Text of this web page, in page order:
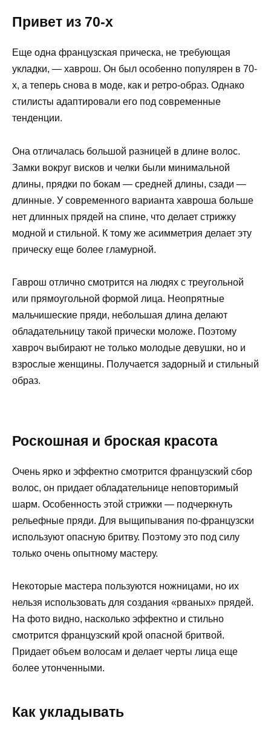
Привет из 70-х
Еще одна французская прическа, не требующая
укладки, — хаврош. Он был особенно популярен в 70-
х, а теперь снова в моде, как и ретро-образ. Однако
стилисты адаптировали его под современные
тенденции.
Она отличалась большой разницей в длине волос.
Замки вокруг висков и челки были минимальной
длины, прядки по бокам — средней длины, сзади —
длинные. У современного варианта хавроша больше
нет длинных прядей на спине, что делает стрижку
модной и стильной. К тому же асимметрия делает эту
прическу еще более гламурной.
Гаврош отлично смотрится на людях с треугольной
или прямоугольной формой лица. Неопрятные
мальчишеские пряди, небольшая длина делают
обладательницу такой прически моложе. Поэтому
хавроч выбирают не только молодые девушки, но и
взрослые женщины. Получается задорный и стильный
образ.
Роскошная и броская красота
Очень ярко и эффектно смотрится французский сбор
волос, он придает обладательнице неповторимый
шарм. Особенность этой стрижки — подчеркнуть
рельефные пряди. Для выщипывания по-французски
используют опасную бритву. Поэтому это под силу
только очень опытному мастеру.
Некоторые мастера пользуются ножницами, но их
нельзя использовать для создания «рваных» прядей.
На фото видно, насколько эффектно и стильно
смотрится французский крой опасной бритвой.
Придает объем волосам и делает черты лица еще
более утонченными.
Как укладывать